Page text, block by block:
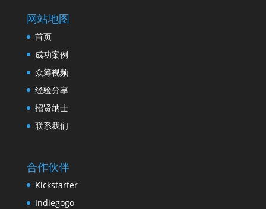
网站地图
首页
成功案例
众筹视频
经验分享
招贤纳士
联系我们
合作伙伴
Kickstarter
Indiegogo